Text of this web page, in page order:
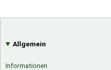
Allgemein
Informationen